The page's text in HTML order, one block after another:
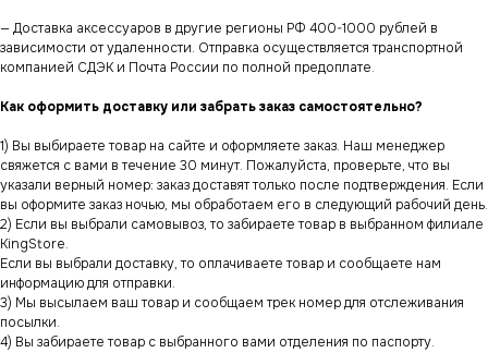
— Доставка аксессуаров в другие регионы РФ 400-1000 рублей в
зависимости от удаленности. Отправка осуществляется транспортной
компанией СДЭК и Почта России по полной предоплате.
Как оформить доставку или забрать заказ самостоятельно?
1) Вы выбираете товар на сайте и оформляете заказ. Наш менеджер
свяжется с вами в течение 30 минут. Пожалуйста, проверьте, что вы
указали верный номер: заказ доставят только после подтверждения. Если
вы оформите заказ ночью, мы обработаем его в следующий рабочий день.
2) Если вы выбрали самовывоз, то забираете товар в выбранном филиале
KingStore.
Если вы выбрали доставку, то оплачиваете товар и сообщаете нам
информацию для отправки.
3) Мы высылаем ваш товар и сообщаем трек номер для отслеживания
посылки.
4) Вы забираете товар с выбранного вами отделения по паспорту.